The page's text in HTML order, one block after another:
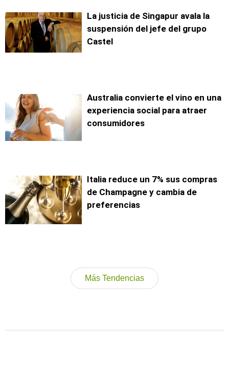
La justicia de Singapur avala la
suspensión del jefe del grupo
Castel
Australia convierte el vino en una
experiencia social para atraer
consumidores
Italia reduce un 7% sus compras
de Champagne y cambia de
preferencias
Más Tendencias